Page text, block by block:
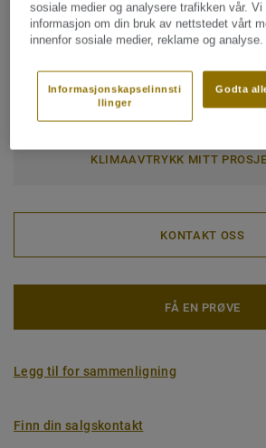
Quality & environment certifications:
Rull (1 ref.)
Totalt karbonavtrykk
-1.92 kg CO
KLIMAAVTRYKK MITT
KONTAKT OSS
FÅ EN PRØVE
Legg til for sammenligning
Finn din salgskontakt
sosiale medier og analysere trafikken vår. Vi
informasjon om din bruk av nettstedet vårt
innenfor sosiale medier, reklame og analyse.
Godta
Informasjonskapselinnsti
llinger